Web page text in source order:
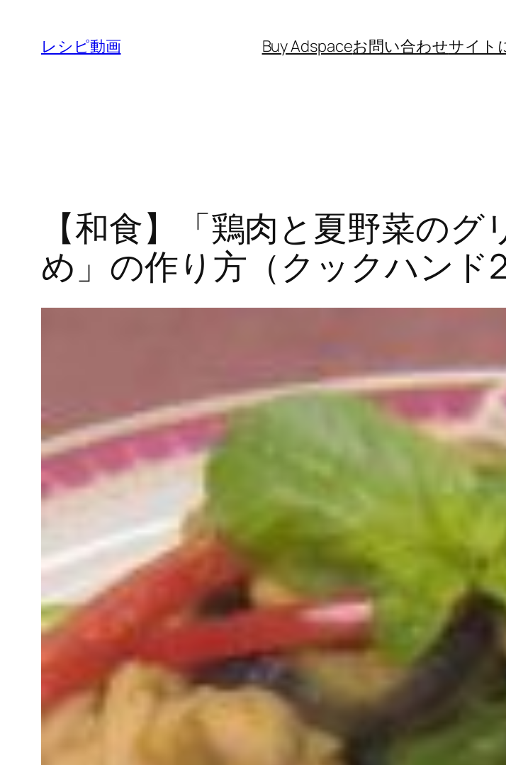
レシピ動画 Buy Adspaceお問い合わせサイト
【和食】「鶏肉と夏野菜の
め」の作り方（クックハンド